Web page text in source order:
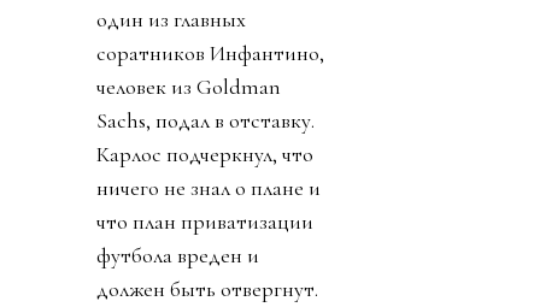
один из главных
соратников Инфантино,
человек из Goldman
Sachs, подал в отставку.
Карлос подчеркнул, что
ничего не знал о плане и
что план приватизации
футбола вреден и
должен быть отвергнут.